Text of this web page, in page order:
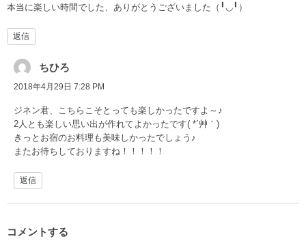
本当に楽しい時間でした、ありがとうございました（╹◡╹）
返信
ちひろ
2018年4月29日 7:28 PM
ジネン君、こちらこそとっても楽しかったですよ～♪
2人とも楽しい思い出が作れてよかったです( *´艸｀)
きっとお宿のお料理も美味しかったでしょう♪
またお待ちしておりますね！！！！！
返信
コメントする